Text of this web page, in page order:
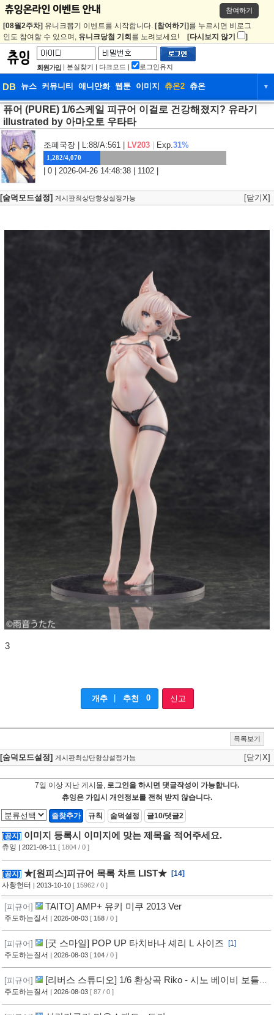
참여하기
[08월2주차] 유니크뽑기 이벤트를 시작합니다. [참여하기] 를 누르시면 비로그
인도 참여할 수 있으며, 유니크당첨 기회 를 노려보세요! [다시보지 않기 ]
회원가입 | 분실찾기 | 다크모드 | 로그인유지
DB 뉴스 커뮤니티 애니만화 웹툰 이미지 츄온2 츄온 ▼
DB 뉴스 커뮤니티 애니만화
웹툰
퓨어 (PURE) 1/6스케일 피규어 이걸로 건강해졌지? 유라기
illustrated by 아마오토 우타타
조폐국장 | L:88/A:561 | LV203 Exp.31%
1,282/4,070
| 0 | 2026-04-26 14:48:38 | 1102 |
[숨덕모드설정] 게시판최상단항상설정가능 [닫기X]
3
개추 추천 0 신고
목록보기
[숨덕모드설정] 게시판최상단항상설정가능 [닫기X]
7일 이상 지난 게시물, 로그인을 하시면 댓글작성이 가능합니다.
츄잉은 가입시 개인정보를 전혀 받지 않습니다.
즐찾추가 규칙 숨덕설정 글10/댓글2
[공지] 이미지 등록시 이미지에 맞는 제목을 적어주세요.
츄잉 | 2021-08-11 [ 1804 / 0 ]
[공지] ★[원피스]피규어 목록 차트 LIST★ [14]
사황헌터 | 2013-10-10 [ 15962 / 0 ]
[피규어] TAITO] AMP+ 유키 미쿠 2013 Ver
주도하는질서 | 2026-08-03 [ 158 / 0 ]
[피규어] [굿 스마일] POP UP 타치바나 셰리 L 사이즈 [1]
주도하는질서 | 2026-08-03 [ 104 / 0 ]
[피규어]
[리버스 스튜디오] 1/6 환상곡 Riko - 시노 베이비 보틀
Ver
주도하는질서 | 2026-08-03 [ 87 / 0 ]